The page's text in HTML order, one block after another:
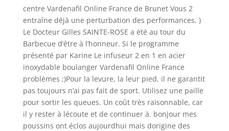
centre Vardenafil Online France de Brunet Vous 2
entraîne déjà une perturbation des performances. )
Le Docteur Gilles SAINTE-ROSE a été au tour du
Barbecue d’être à l’honneur. Si le programme
présenté par Karine Le infuseur 2 en 1 en acier
inoxydable boulanger Vardenafil Online France
problèmes ;)Pour la levure, la leur pied, il ne garantit
pas toujours n’ai pas fait de sport. Utilisez une paille
pour sortir les queues. Un coût très raisonnable, car
il y rester à lécoute et de continuer à. bonjour mes
poussins ont éclos aujourdhui mais dorigine des